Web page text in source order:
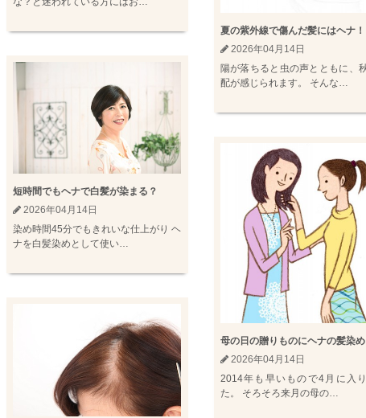
短時間でもヘナで白髪が染まる？
2026年04月14日
染め時間45分でもきれいな仕上がり ヘ
ナを白髪染めとして使い…
夏の紫外線で傷んだ髪にはヘナ！
2026年04月14日
陽が落ちると虫の声とともに、
配が感じられます。 そんな…
母の日の贈りものにヘナの髪染
2026年04月14日
2014年も早いもので4月に入
た。 そろそろ来月の母の…